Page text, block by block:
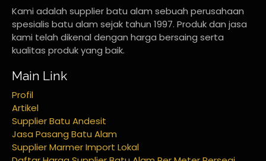
Kami adalah supplier batu alam sebuah perusahaan
spesialis batu alam sejak tahun 1997. Produk dan jasa
kami telah dikenal dengan harga bersaing serta
kualitas produk yang baik.
Main Link
Profil
Artikel
Supplier Batu Andesit
Jasa Pasang Batu Alam
Supplier Marmer Import Lokal